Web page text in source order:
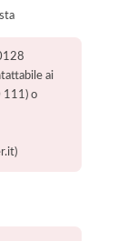
ai
111) o